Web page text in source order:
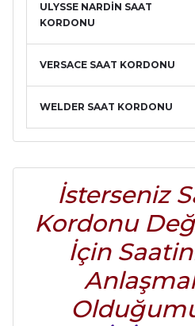
ULYSSE NARDİN SAAT
KORDONU
VERSACE SAAT KORDONU
WELDER SAAT KORDONU
İsterseniz
Kordonu
İçin